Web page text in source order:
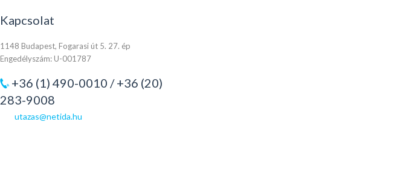
Kapcsolat
1148 Budapest, Fogarasi út 5. 27. ép
Engedélyszám: U-001787
+36 (1) 490-0010 / +36 (20)
283-9008
utazas@netida.hu